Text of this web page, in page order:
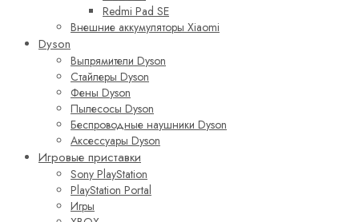
Redmi Pad SE
Внешние аккумуляторы Xiaomi
Dyson
Выпрямители Dyson
Стайлеры Dyson
Фены Dyson
Пылесосы Dyson
Беспроводные наушники Dyson
Аксессуары Dyson
Игровые приставки
Sony PlayStation
PlayStation Portal
Игры